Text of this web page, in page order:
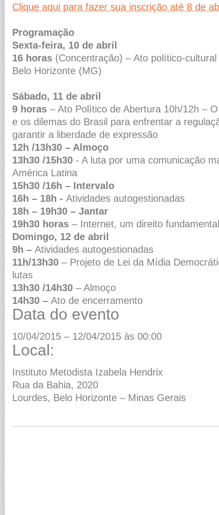
Clique aqui para fazer sua inscrição até 8 de
Programação
Sexta-feira, 10 de abril
16 horas (Concentração) – Ato político-
Belo Horizonte (MG)
Sábado, 11 de abril
9 horas – Ato Político de Abertura 10h/12h –
e os dilemas do Brasil para enfrentar a
garantir a liberdade de expressão
12h /13h30 – Almoço
13h30 /15h30 - A luta por uma comunicação
América Latina
15h30 /16h – Intervalo
16h – 18h - Atividades autogestionadas
18h – 19h30 – Jantar
19h30 horas – Internet, um direito fundamental
Domingo, 12 de abril
9h – Atividades autogestionadas
11h/13h30 – Projeto de Lei da Mídia
lutas
13h30 /14h30 – Almoço
14h30 – Ato de encerramento
Data do evento
10/04/2015 – 12/04/2015 às 00:00
Local:
Instituto Metodista Izabela Hendrix
Rua da Bahia, 2020
Lourdes, Belo Horizonte – Minas Gerais